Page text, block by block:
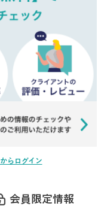
らログイン
会員限定情報